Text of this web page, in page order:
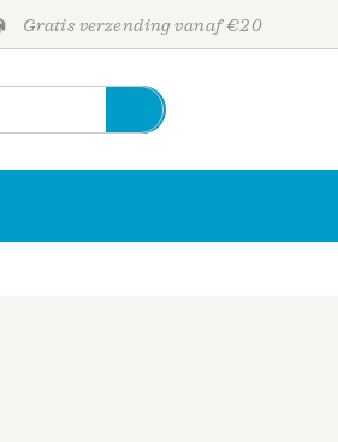
Gratis verzending vanaf €20
Personen